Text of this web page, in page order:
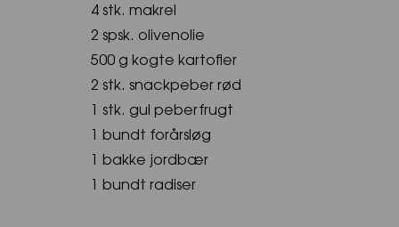
4 stk. makrel
2 spsk. olivenolie
500 g kogte kartofler
2 stk. snackpeber rød
1 stk. gul peberfrugt
1 bundt forårsløg
1 bakke jordbær
1 bundt radiser